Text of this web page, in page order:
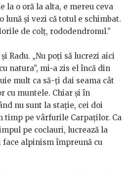
la o oră la alta, e mereu ceva
lună și vezi că totul e schimbat.
de colț, rododendronul.”
Radu. „Nu poți să lucrezi aici
natura”, mi-a zis el încă din
mult ca să-ți dai seama cât
cu muntele. Chiar și în
nu sunt la stație, cei doi
timp pe vârfurile Carpaților. Ca
pe coclauri, lucrează la
face alpinism împreună cu